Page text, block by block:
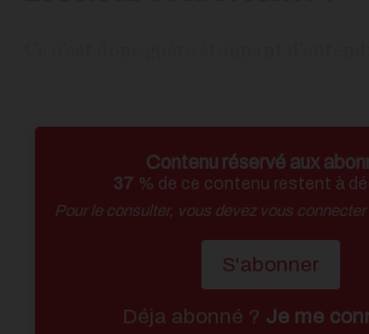
Contenu réservé aux
37 % de ce contenu restent à
Pour le consulter, vous devez vous connecter
S'abonner
Déja abonné ? Je me